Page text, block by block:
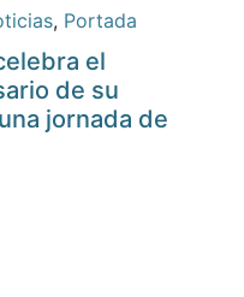
, Portada
el
de su
jornada de